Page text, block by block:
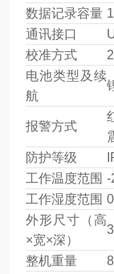
数据记录容量
通讯接口
校准方式
电池类型及续
航
报警方式
防护等级
工作温度范围 -
工作湿度范围
外形尺寸（高
×宽×深）
整机重量